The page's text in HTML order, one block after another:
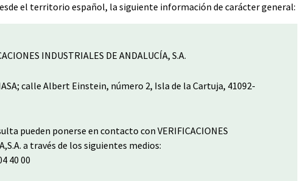
el territorio español, la siguiente información de carácter general:
INDUSTRIALES DE ANDALUCÍA, S.A.
calle Albert Einstein, número 2, Isla de la Cartuja, 41092-
pueden ponerse en contacto con VERIFICACIONES
a través de los siguientes medios:
40 00